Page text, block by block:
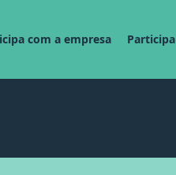
com a empresa Participa